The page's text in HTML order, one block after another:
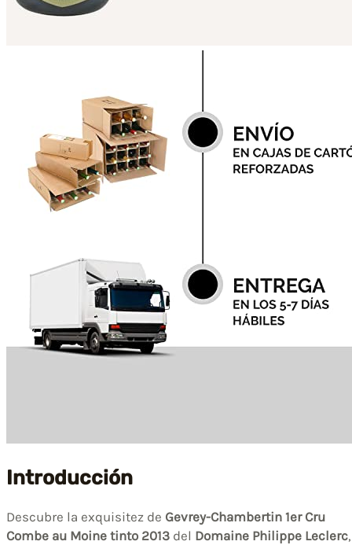
Introducción
Descubre la exquisitez de Gevrey-Chambertin 1er Cru
Combe au Moine tinto 2013 del Domaine Philippe Leclerc,